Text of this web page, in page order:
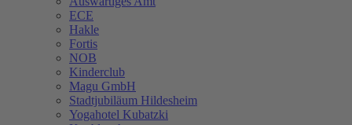
ECE
Hakle
Fortis
NOB
Kinderclub
Magu GmbH
Stadtjubiläum Hildesheim
Yogahotel Kubatzki